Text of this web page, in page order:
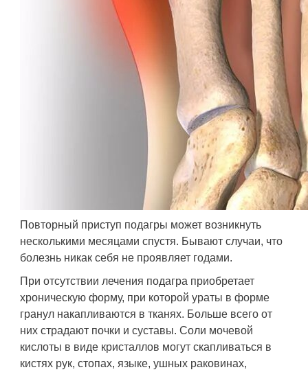
Повторный приступ подагры может возникнуть
несколькими месяцами спустя. Бывают случаи, что
болезнь никак себя не проявляет годами.
При отсутствии лечения подагра приобретает
хроническую форму, при которой ураты в форме
гранул накапливаются в тканях. Больше всего от
них страдают почки и суставы. Соли мочевой
кислоты в виде кристаллов могут скапливаться в
кистях рук, стопах, языке, ушных раковинах,